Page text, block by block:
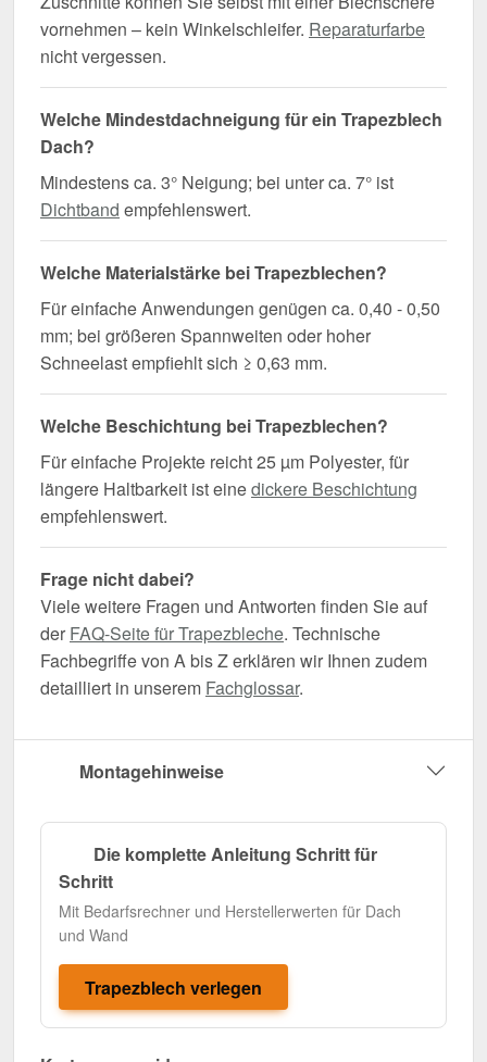
vornehmen – kein Winkelschleifer. Reparaturfarbe
nicht vergessen.
Welche Mindestdachneigung für ein Trapezblech
Dach?
Mindestens ca. 3° Neigung; bei unter ca. 7° ist
Dichtband empfehlenswert.
Welche Materialstärke bei Trapezblechen?
Für einfache Anwendungen genügen ca. 0,40 - 0,50
mm; bei größeren Spannweiten oder hoher
Schneelast empfiehlt sich ≥ 0,63 mm.
Welche Beschichtung bei Trapezblechen?
Für einfache Projekte reicht 25 µm Polyester, für
längere Haltbarkeit ist einedickere Beschichtung
empfehlenswert.
Frage nicht dabei?
Viele weitere Fragen und Antworten finden Sie auf
der FAQ-Seite für Trapezbleche. Technische
Fachbegriffe von A bis Z erklären wir Ihnen zudem
detailliert in unserem Fachglossar.
Montagehinweise
Die komplette Anleitung Schritt für
Schritt
Mit Bedarfsrechner und Herstellerwerten für Dach
und Wand
Trapezblech verlegen